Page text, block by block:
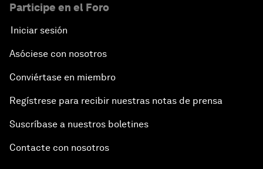
Participe en el Foro
Iniciar sesión
Asóciese con nosotros
Conviértase en miembro
Regístrese para recibir nuestras notas de prensa
Suscríbase a nuestros boletines
Contacte con nosotros